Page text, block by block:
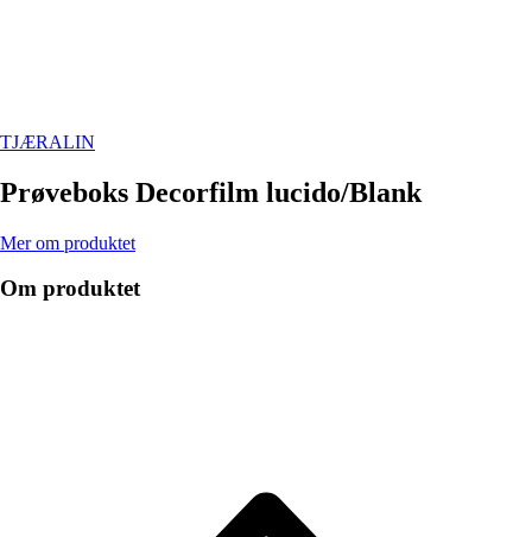
TJÆRALIN
Prøveboks Decorfilm lucido/Blank
Mer om produktet
Om produktet